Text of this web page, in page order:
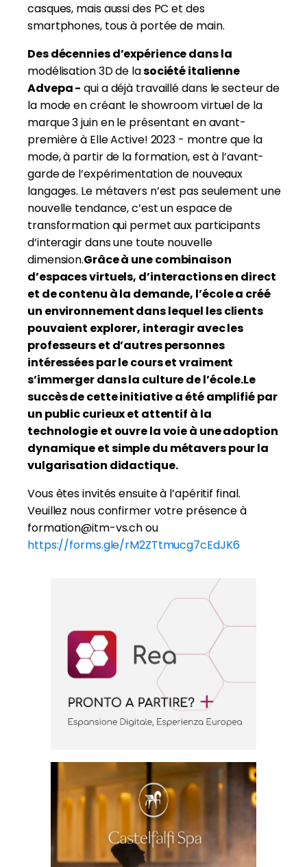
casques, mais aussi des PC et des
smartphones, tous à portée de main.
Des décennies d’expérience dans la
modélisation 3D de lasociété italienne
Advepa - qui a déjà travaillé dans le secteur de
la mode en créant le showroom virtuel de la
marque 3 juin en le présentant en avant-
première à Elle Active! 2023 - montre que la
mode, à partir de la formation, est à l’avant-
garde de l’expérimentation de nouveaux
langages. Le métavers n’est pas seulement une
nouvelle tendance, c’est un espace de
transformation qui permet aux participants
d’interagir dans une toute nouvelle
dimension.Grâce à une combinaison
d’espaces virtuels, d’interactions en direct
et de contenu à la demande, l’école a créé
un environnement dans lequel les clients
pouvaient explorer, interagir avec les
professeurs et d’autres personnes
intéressées par le cours et vraiment
s’immerger dans la culture de l’école.Le
succès de cette initiative a été amplifié par
un public curieux et attentif à la
technologie et ouvre la voie à une adoption
dynamique et simple du métavers pour la
vulgarisation didactique.
Vous êtes invités ensuite à l’apéritif final.
Veuillez nous confirmer votre présence à
formation@itm-vs.ch ou
https://forms.gle/rM2ZTtmucg7cEdJK6